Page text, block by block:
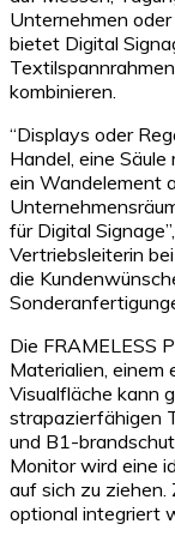
Unternehmen
bietet Digital
kombinieren.
“Displays oder
Handel, eine
ein Wandelement
für Digital
Vertriebsleiterin
die
Die FRAMELESS
Materialien, einem
Visualfläche kann
strapazierfähigen
und B1-
Monitor wird eine
auf sich zu
optional integriert